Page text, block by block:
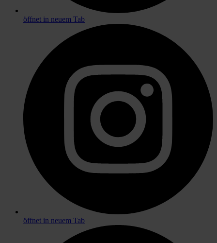
öffnet in neuem Tab
öffnet in neuem Tab